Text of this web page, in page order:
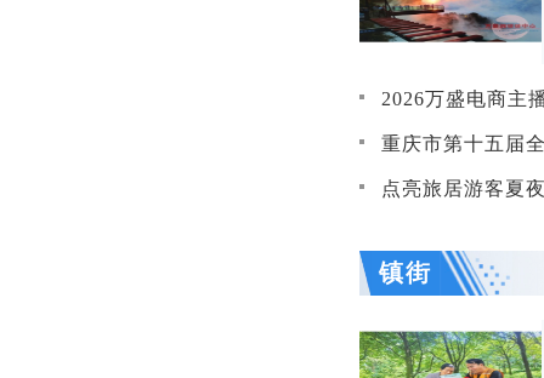
2026万盛电商主播大赛圆满落幕
重庆市第十五届全民
点亮旅居游客夏夜生活 王
镇街